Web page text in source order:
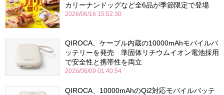
カリーナンドッグなど全6品が季節限定で登場
2026/06/16 15:52:30
QIROCA、ケーブル内蔵の10000mAhモバイルバ
ッテリーを発売 準固体リチウムイオン電池採用
で安全性と携帯性を両立
2026/06/09 01:40:54
QIROCA、10000mAhのQi2対応モバイルバッテ